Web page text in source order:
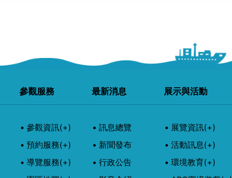
參觀服務
參觀資訊(+)
預約服務(+)
導覽服務(+)
最新消息
訊息總覽
新聞發布
行政公告
展示與活動
展覽資訊(+)
活動訊息(+)
環境教育(+)